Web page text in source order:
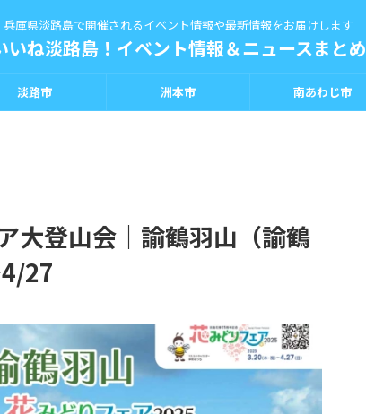
兵庫県淡路島で開催されるイベント情報や最新情報をお届けします
いね淡路島！イベント情報＆ニュースまとめ
淡路市 洲本市 南あわじ市
大登山会｜諭鶴羽山（諭鶴
27